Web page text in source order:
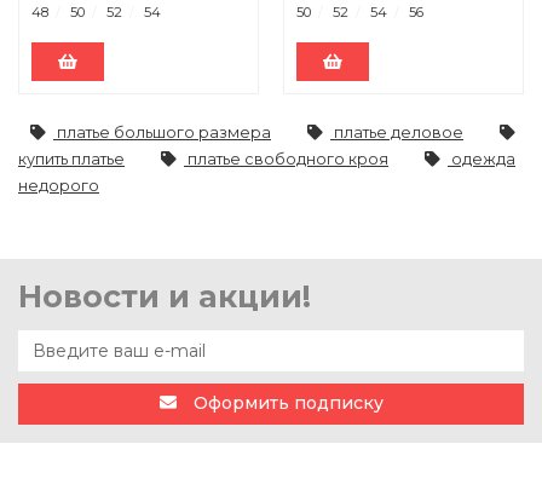
48 50 52 54 50 52 54 56
платье большого размера
платье деловое
купить платье
платье свободного кроя
одежда
недорого
Новости и акции!
Оформить подписку